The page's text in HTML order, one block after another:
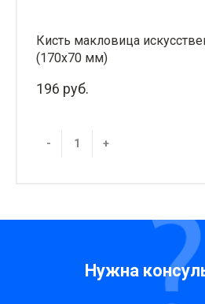
Кисть макловица
(170х70 мм)
196 руб.
- +
Нужна